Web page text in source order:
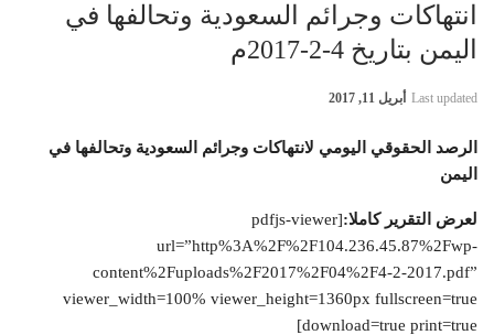
انتهاكات وجرائم السعودية وتحالفها في
اليمن بتاريخ 4-2-2017م
Last updated أبريل 11, 2017
الرصد الحقوقي اليومي لانتهاكات وجرائم السعودية وتحالفها في
اليمن
لعرض التقرير كاملا: [pdfjs-viewer
url=”http%3A%2F%2F104.236.45.87%2Fwp-
content%2Fuploads%2F2017%2F04%2F4-2-2017.pdf”
viewer_width=100% viewer_height=1360px fullscreen=true
download=true print=true]